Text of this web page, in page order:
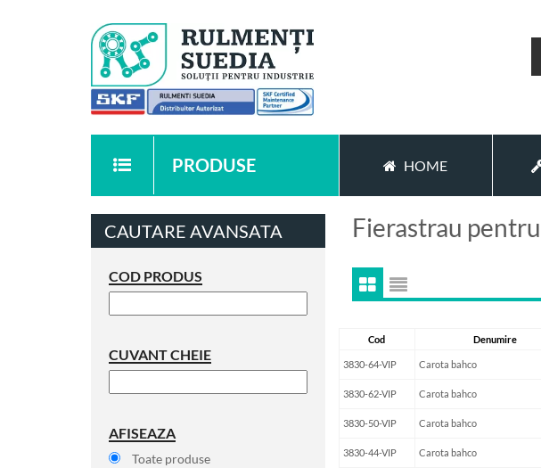
PRODUSE HOME
CAUTARE AVANSATA
COD PRODUS
CUVANT CHEIE
AFISEAZA
Toate produse
Fierastrau
Cod Denumire
3830-64-VIP Carota bahco
3830-62-VIP Carota bahco
3830-50-VIP Carota bahco
3830-44-VIP Carota bahco